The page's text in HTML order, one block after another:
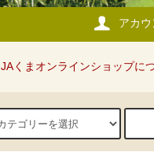
アカウ
JAくまオンラインショップに